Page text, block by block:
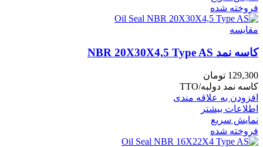
فروخته شده
مقايسه
کاسه نمد NBR 20X30X4,5 Type AS
129,300 تومان
کاسه نمد دولبه/TTO
افزودن به علاقه مندی
اطلاعات بیشتر
نمایش سریع
فروخته شده